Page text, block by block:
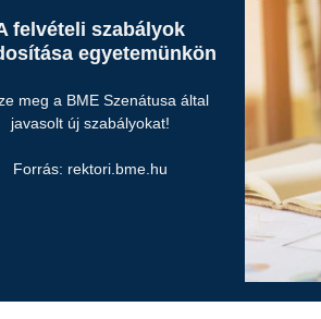
felvételi szabályok
egyetemünkön
meg a BME Szenátusa által
javasolt új szabályokat!
Forrás: rektori.bme.hu